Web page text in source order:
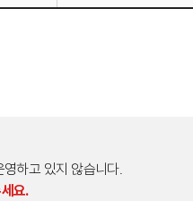
하고 있지 않습니다.
요.